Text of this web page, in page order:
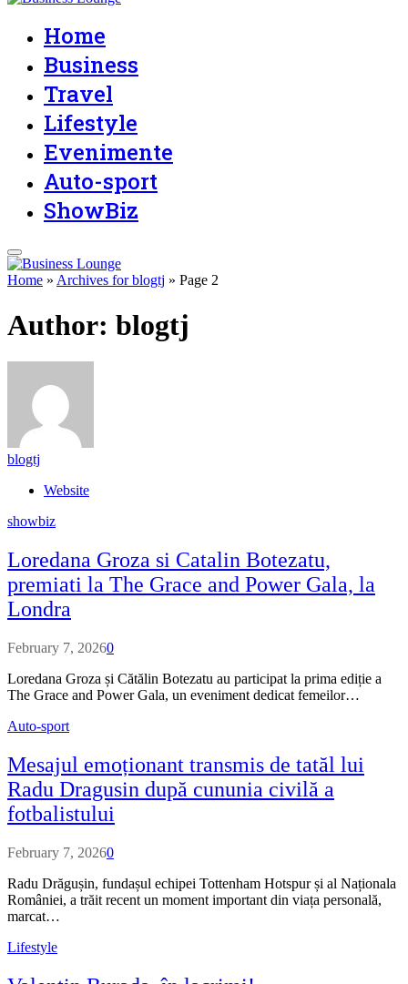
Home
Business
Travel
Lifestyle
Evenimente
Auto-sport
ShowBiz
Home » Archives for blogtj » Page 2
Author: blogtj
blogtj
Website
showbiz
Loredana Groza si Catalin Botezatu,
premiati la The Grace and Power Gala, la
Londra
February 7, 20260
Loredana Groza și Cătălin Botezatu au participat la prima ediție a
The Grace and Power Gala, un eveniment dedicat femeilor…
Auto-sport
Mesajul emoționant transmis de tatăl lui
Radu Dragusin după cununia civilă a
fotbalistului
February 7, 20260
Radu Drăgușin, fundașul echipei Tottenham Hotspur și al Naționala
României, a trăit recent un moment important din viața personală,
marcat…
Lifestyle